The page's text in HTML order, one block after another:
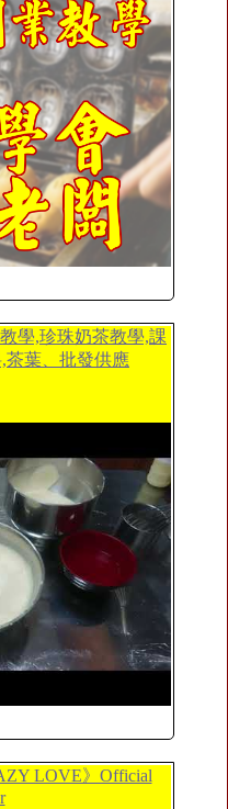
學,珍珠奶茶教學,課
茶葉、批發供應
LOVE》Official